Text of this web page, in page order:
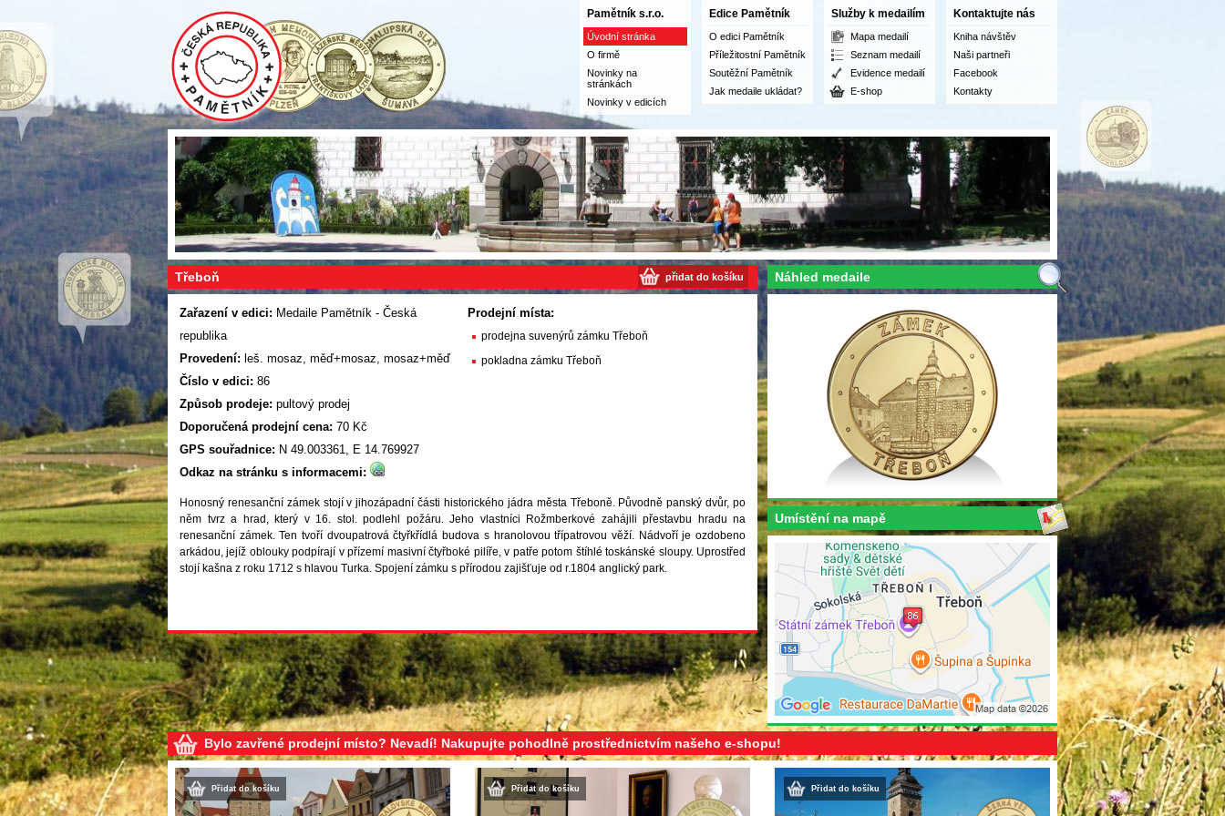
Pamětník s.r.o.
Úvodní stránka
O firmě
Novinky na
stránkách
Novinky v edicích
Edice Pamětník
O edici Pamětník
Příležitostní Pamětník
Soutěžní Pamětník
Jak medaile ukládat?
Služby k medailím
Mapa medailí
Seznam medailí
Evidence medailí
E-shop
Kontaktujte nás
Kniha návštěv
Naši partneři
Facebook
Kontakty
Třeboň přidat do košíku
Zařazení v edici: Medaile Pamětník - Česká
republika
Provedení: leš. mosaz, měď+mosaz, mosaz+měď
Číslo v edici: 86
Způsob prodeje: pultový prodej
Doporučená prodejní cena: 70 Kč
GPS souřadnice: N 49.003361, E 14.769927
Odkaz na stránku s informacemi:
Prodejní místa:
prodejna suvenýrů zámku Třeboň
pokladna zámku Třeboň
Honosný renesanční zámek stojí v jihozápadní části historického jádra města Třeboně. Původně panský dvůr, po
něm tvrz a hrad, který v 16. stol. podlehl požáru. Jeho vlastníci Rožmberkové zahájili přestavbu hradu na
renesanční zámek. Ten tvoří dvoupatrová čtyřkřídlá budova s hranolovou třípatrovou věží. Nádvoří je ozdobeno
arkádou, jejíž oblouky podpírají v přízemí masivní čtyřboké pilíře, v patře potom štíhlé toskánské sloupy. Uprostřed
stojí kašna z roku 1712 s hlavou Turka. Spojení zámku s přírodou zajišťuje od r.1804 anglický park.
Náhled medaile
Umístění na mapě
Bylo zavřené prodejní místo? Nevadí! Nakupujte pohodlně prostřednictvím našeho e-shopu!
Přidat do košíku Přidat do košíku Přidat do košíku